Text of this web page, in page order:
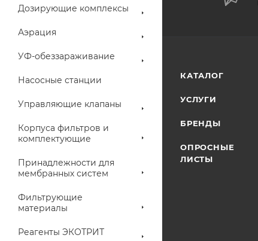
Дозирующие комплексы
Аэрация
УФ-обеззараживание
Насосные станции
Управляющие клапаны
Корпуса фильтров и
комплектующие
Принадлежности для
мембранных систем
Фильтрующие
материалы
Реагенты ЭКОТРИТ
КАТАЛОГ
УСЛУГИ
БРЕНДЫ
ОПРОСНЫЕ
ЛИСТЫ